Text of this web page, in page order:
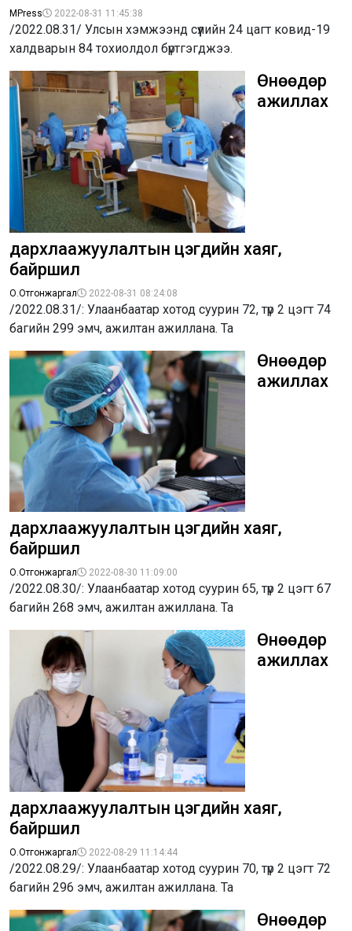
MPress 2022-08-31 11:45:38
/2022.08.31/ Улсын хэмжээнд сүүлийн 24 цагт ковид-19
халдварын 84 тохиолдол бүртгэгджээ.
Өнөөдөр
ажиллах
дархлаажуулалтын цэгүүдийн хаяг,
байршил
О.Отгонжаргал 2022-08-31 08:24:08
/2022.08.31/: Улаанбаатар хотод суурин 72, түр 2 цэгт 74
багийн 299 эмч, ажилтан ажиллана. Та
Өнөөдөр
ажиллах
дархлаажуулалтын цэгүүдийн хаяг,
байршил
О.Отгонжаргал 2022-08-30 11:09:00
/2022.08.30/: Улаанбаатар хотод суурин 65, түр 2 цэгт 67
багийн 268 эмч, ажилтан ажиллана. Та
Өнөөдөр
ажиллах
дархлаажуулалтын цэгүүдийн хаяг,
байршил
О.Отгонжаргал 2022-08-29 11:14:44
/2022.08.29/: Улаанбаатар хотод суурин 70, түр 2 цэгт 72
багийн 296 эмч, ажилтан ажиллана. Та
Өнөөдөр